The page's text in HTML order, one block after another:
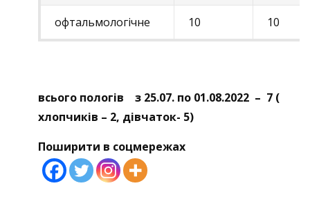
офтальмологічне 10 10
всього пологів з 25.07. по 01.08.2022 – 7 (
хлопчиків – 2, дівчаток- 5)
Поширити в соцмережах